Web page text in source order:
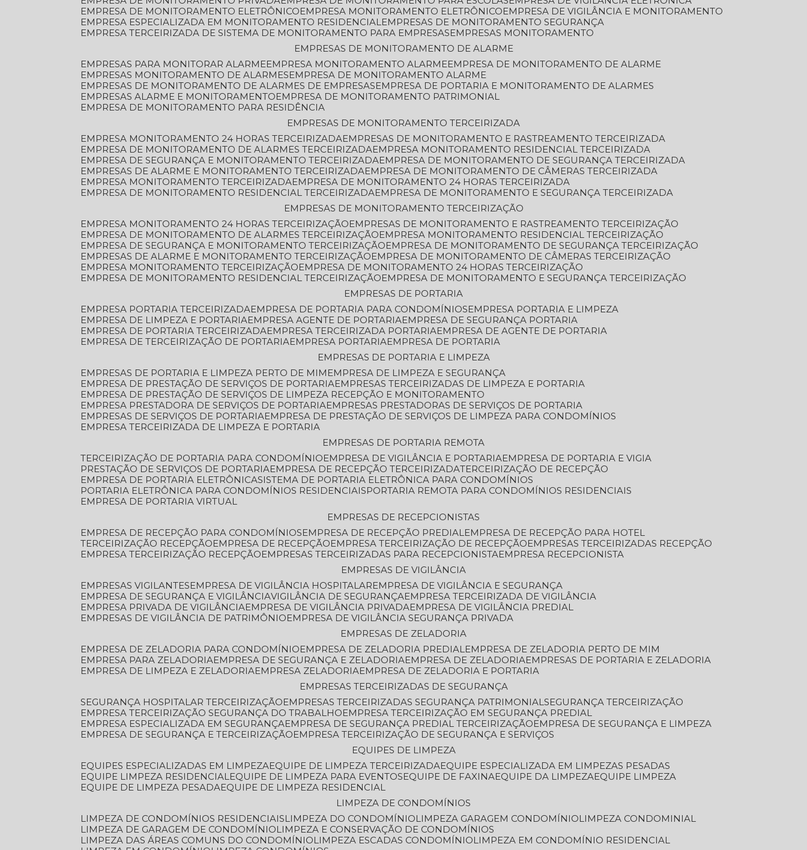
EMPRESA DE MONITORAMENTO ELETRÔNICO
EMPRESA MONITORAMENTO ELETRÔNICO
EMPRESA DE VIGILÂNCIA E MONITORAMENTO
EMPRESA ESPECIALIZADA EM MONITORAMENTO RESIDENCIAL
EMPRESAS DE MONITORAMENTO SEGURANÇA
EMPRESA TERCEIRIZADA DE SISTEMA DE MONITORAMENTO PARA EMPRESAS
EMPRESAS MONITORAMENTO
EMPRESAS DE MONITORAMENTO DE ALARME
EMPRESAS PARA MONITORAR ALARME
EMPRESA MONITORAMENTO ALARME
EMPRESA DE MONITORAMENTO DE ALARME
EMPRESAS MONITORAMENTO DE ALARMES
EMPRESA DE MONITORAMENTO ALARME
EMPRESAS DE MONITORAMENTO DE ALARMES DE EMPRESAS
EMPRESA DE PORTARIA E MONITORAMENTO DE ALARMES
EMPRESAS ALARME E MONITORAMENTO
EMPRESA DE MONITORAMENTO PATRIMONIAL
EMPRESA DE MONITORAMENTO PARA RESIDÊNCIA
EMPRESAS DE MONITORAMENTO TERCEIRIZADA
EMPRESA MONITORAMENTO 24 HORAS TERCEIRIZADA
EMPRESAS DE MONITORAMENTO E RASTREAMENTO TERCEIRIZADA
EMPRESA DE MONITORAMENTO DE ALARMES TERCEIRIZADA
EMPRESA MONITORAMENTO RESIDENCIAL TERCEIRIZADA
EMPRESA DE SEGURANÇA E MONITORAMENTO TERCEIRIZADA
EMPRESA DE MONITORAMENTO DE SEGURANÇA TERCEIRIZADA
EMPRESAS DE ALARME E MONITORAMENTO TERCEIRIZADA
EMPRESA DE MONITORAMENTO DE CÂMERAS TERCEIRIZADA
EMPRESA MONITORAMENTO TERCEIRIZADA
EMPRESA DE MONITORAMENTO 24 HORAS TERCEIRIZADA
EMPRESA DE MONITORAMENTO RESIDENCIAL TERCEIRIZADA
EMPRESA DE MONITORAMENTO E SEGURANÇA TERCEIRIZADA
EMPRESAS DE MONITORAMENTO TERCEIRIZAÇÃO
EMPRESA MONITORAMENTO 24 HORAS TERCEIRIZAÇÃO
EMPRESAS DE MONITORAMENTO E RASTREAMENTO TERCEIRIZAÇÃO
EMPRESA DE MONITORAMENTO DE ALARMES TERCEIRIZAÇÃO
EMPRESA MONITORAMENTO RESIDENCIAL TERCEIRIZAÇÃO
EMPRESA DE SEGURANÇA E MONITORAMENTO TERCEIRIZAÇÃO
EMPRESA DE MONITORAMENTO DE SEGURANÇA TERCEIRIZAÇÃO
EMPRESAS DE ALARME E MONITORAMENTO TERCEIRIZAÇÃO
EMPRESA DE MONITORAMENTO DE CÂMERAS TERCEIRIZAÇÃO
EMPRESA MONITORAMENTO TERCEIRIZAÇÃO
EMPRESA DE MONITORAMENTO 24 HORAS TERCEIRIZAÇÃO
EMPRESA DE MONITORAMENTO RESIDENCIAL TERCEIRIZAÇÃO
EMPRESA DE MONITORAMENTO E SEGURANÇA TERCEIRIZAÇÃO
EMPRESAS DE PORTARIA
EMPRESA PORTARIA TERCEIRIZADA
EMPRESA DE PORTARIA PARA CONDOMÍNIOS
EMPRESA PORTARIA E LIMPEZA
EMPRESA DE LIMPEZA E PORTARIA
EMPRESA AGENTE DE PORTARIA
EMPRESA DE SEGURANÇA PORTARIA
EMPRESA DE PORTARIA TERCEIRIZADA
EMPRESA TERCEIRIZADA PORTARIA
EMPRESA DE AGENTE DE PORTARIA
EMPRESA DE TERCEIRIZAÇÃO DE PORTARIA
EMPRESA PORTARIA
EMPRESA DE PORTARIA
EMPRESAS DE PORTARIA E LIMPEZA
EMPRESAS DE PORTARIA E LIMPEZA PERTO DE MIM
EMPRESA DE LIMPEZA E SEGURANÇA
EMPRESA DE PRESTAÇÃO DE SERVIÇOS DE PORTARIA
EMPRESAS TERCEIRIZADAS DE LIMPEZA E PORTARIA
EMPRESA DE PRESTAÇÃO DE SERVIÇOS DE LIMPEZA RECEPÇÃO E MONITORAMENTO
EMPRESA PRESTADORA DE SERVIÇOS DE PORTARIA
EMPRESAS PRESTADORAS DE SERVIÇOS DE PORTARIA
EMPRESAS DE SERVIÇOS DE PORTARIA
EMPRESA DE PRESTAÇÃO DE SERVIÇOS DE LIMPEZA PARA CONDOMÍNIOS
EMPRESA TERCEIRIZADA DE LIMPEZA E PORTARIA
EMPRESAS DE PORTARIA REMOTA
TERCEIRIZAÇÃO DE PORTARIA PARA CONDOMÍNIO
EMPRESA DE VIGILÂNCIA E PORTARIA
EMPRESA DE PORTARIA E VIGIA
PRESTAÇÃO DE SERVIÇOS DE PORTARIA
EMPRESA DE RECEPÇÃO TERCEIRIZADA TERCEIRIZAÇÃO DE RECEPÇÃO
EMPRESA DE PORTARIA ELETRÔNICA SISTEMA DE PORTARIA ELETRÔNICA PARA CONDOMÍNIOS
PORTARIA ELETRÔNICA PARA CONDOMÍNIOS RESIDENCIAIS
PORTARIA REMOTA PARA CONDOMÍNIOS RESIDENCIAIS
EMPRESA DE PORTARIA VIRTUAL
EMPRESAS DE RECEPCIONISTAS
EMPRESA DE RECEPÇÃO PARA CONDOMÍNIOS
EMPRESA DE RECEPÇÃO PREDIAL
EMPRESA DE RECEPÇÃO PARA HOTEL
TERCEIRIZAÇÃO RECEPÇÃO
EMPRESA DE RECEPÇÃO EMPRESA TERCEIRIZAÇÃO DE RECEPÇÃO
EMPRESAS TERCEIRIZADAS RECEPÇÃO
EMPRESA TERCEIRIZAÇÃO RECEPÇÃO
EMPRESAS TERCEIRIZADAS PARA RECEPCIONISTA
EMPRESA RECEPCIONISTA
EMPRESAS DE VIGILÂNCIA
EMPRESAS VIGILANTES
EMPRESA DE VIGILÂNCIA HOSPITALAR
EMPRESA DE VIGILÂNCIA E SEGURANÇA
EMPRESA DE SEGURANÇA E VIGILÂNCIA VIGILÂNCIA DE SEGURANÇA
EMPRESA TERCEIRIZADA DE VIGILÂNCIA
EMPRESA PRIVADA DE VIGILÂNCIA
EMPRESA DE VIGILÂNCIA PRIVADA
EMPRESA DE VIGILÂNCIA PREDIAL
EMPRESAS DE VIGILÂNCIA DE PATRIMÔNIO
EMPRESA DE VIGILÂNCIA SEGURANÇA PRIVADA
EMPRESAS DE ZELADORIA
EMPRESA DE ZELADORIA PARA CONDOMÍNIO
EMPRESA DE ZELADORIA PREDIAL
EMPRESA DE ZELADORIA PERTO DE MIM
EMPRESA PARA ZELADORIA
EMPRESA DE SEGURANÇA E ZELADORIA EMPRESA DE ZELADORIA
EMPRESAS DE PORTARIA E ZELADORIA
EMPRESA DE LIMPEZA E ZELADORIA
EMPRESA ZELADORIA
EMPRESA DE ZELADORIA E PORTARIA
EMPRESAS TERCEIRIZADAS DE SEGURANÇA
SEGURANÇA HOSPITALAR TERCEIRIZAÇÃO
EMPRESAS TERCEIRIZADAS SEGURANÇA PATRIMONIAL SEGURANÇA TERCEIRIZAÇÃO
EMPRESA TERCEIRIZAÇÃO SEGURANÇA DO TRABALHO
EMPRESA TERCEIRIZAÇÃO EM SEGURANÇA PREDIAL
EMPRESA ESPECIALIZADA EM SEGURANÇA
EMPRESA DE SEGURANÇA PREDIAL TERCEIRIZAÇÃO
EMPRESA DE SEGURANÇA E LIMPEZA
EMPRESA DE SEGURANÇA E TERCEIRIZAÇÃO
EMPRESA TERCEIRIZAÇÃO DE SEGURANÇA E SERVIÇOS
EQUIPES DE LIMPEZA
EQUIPES ESPECIALIZADAS EM LIMPEZA EQUIPE DE LIMPEZA TERCEIRIZADA EQUIPE ESPECIALIZADA EM LIMPEZAS PESADAS
EQUIPE LIMPEZA RESIDENCIAL EQUIPE DE LIMPEZA PARA EVENTOS EQUIPE DE FAXINA EQUIPE DA LIMPEZA EQUIPE LIMPEZA
EQUIPE DE LIMPEZA PESADA EQUIPE DE LIMPEZA RESIDENCIAL
LIMPEZA DE CONDOMÍNIOS
LIMPEZA DE CONDOMÍNIOS RESIDENCIAIS
LIMPEZA DO CONDOMÍNIO LIMPEZA GARAGEM CONDOMÍNIO
LIMPEZA CONDOMINIAL
LIMPEZA DE GARAGEM DE CONDOMÍNIO
LIMPEZA E CONSERVAÇÃO DE CONDOMÍNIOS
LIMPEZA DAS ÁREAS COMUNS DO CONDOMÍNIO
LIMPEZA ESCADAS CONDOMÍNIO
LIMPEZA EM CONDOMÍNIO RESIDENCIAL